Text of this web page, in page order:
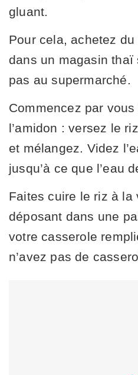
gluant.
Pour cela, achetez
dans un magasin thaï
pas au supermarché.
Commencez par
l’amidon : versez le
et mélangez. Videz
jusqu’à ce que l’eau
Faites cuire le riz à la
déposant dans une
votre casserole
n’avez pas de